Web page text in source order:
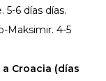
5-6 días días.
Maksimir. 4-5
Croacia (días